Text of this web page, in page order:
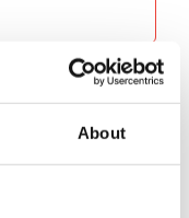
About
en website